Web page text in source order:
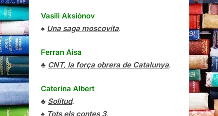
Vasili Aksiónov
♠ Una saga moscovita.
Ferran Aisa
♣ CNT, la força obrera de Catalunya.
Caterina Albert
♣ Solitud.
♠ Tots els contes 3.